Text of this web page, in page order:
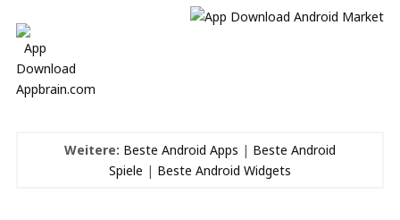
Weitere: Beste Android Apps | Beste Android
Spiele | Beste Android Widgets